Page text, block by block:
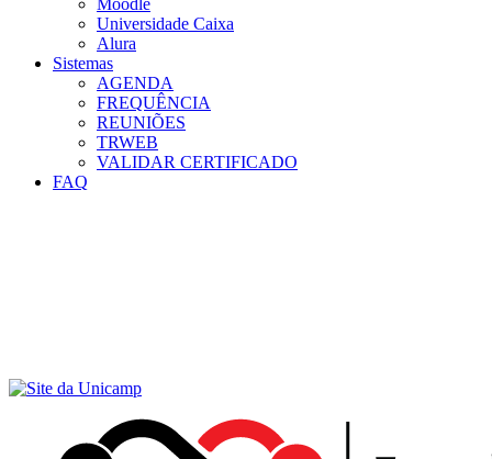
Moodle
Universidade Caixa
Alura
Sistemas
AGENDA
FREQUÊNCIA
REUNIÕES
TRWEB
VALIDAR CERTIFICADO
FAQ